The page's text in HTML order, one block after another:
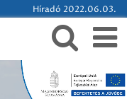
Híradó 2022.06.03.